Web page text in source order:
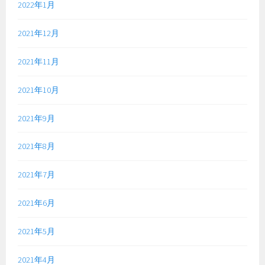
2022年1月
2021年12月
2021年11月
2021年10月
2021年9月
2021年8月
2021年7月
2021年6月
2021年5月
2021年4月